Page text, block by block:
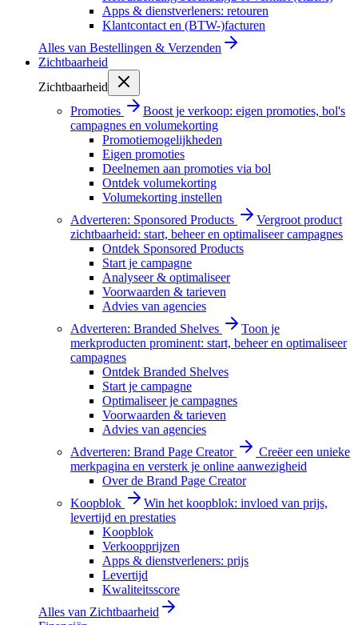
Apps & dienstverleners: retouren
Klantcontact en (BTW-)facturen
Alles van Bestellingen & Verzenden
Zichtbaarheid
Zichtbaarheid
Promoties
Boost je verkoop: eigen promoties, bol's
campagnes en volumekorting
Promotiemogelijkheden
Eigen promoties
Deelnemen aan promoties via bol
Ontdek volumekorting
Volumekorting instellen
Adverteren: Sponsored Products
Vergroot product
zichtbaarheid: start, beheer en optimaliseer campagnes
Ontdek Sponsored Products
Start je campagne
Analyseer & optimaliseer
Voorwaarden & tarieven
Advies van agencies
Adverteren: Branded Shelves
Toon je
merkproducten prominent: start, beheer en optimaliseer
campagnes
Ontdek Branded Shelves
Start je campagne
Optimaliseer je campagnes
Voorwaarden & tarieven
Advies van agencies
Adverteren: Brand Page Creator
Creëer een unieke
merkpagina en versterk je online aanwezigheid
Over de Brand Page Creator
Koopblok
Win het koopblok: invloed van prijs,
levertijd en prestaties
Koopblok
Verkoopprijzen
Apps & dienstverleners: prijs
Levertijd
Kwaliteitsscore
Alles van Zichtbaarheid